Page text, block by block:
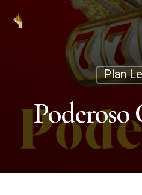
Plan
Poderoso